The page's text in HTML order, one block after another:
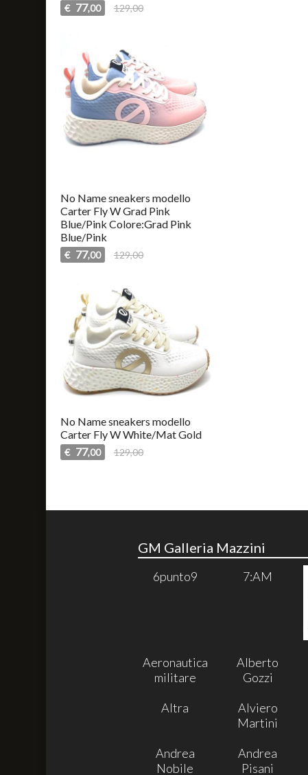
€ 77,00 129,00
No Name sneakers modello
Carter Fly W Grad Pink
Blue/Pink Colore:Grad Pink
Blue/Pink
€ 77,00 129,00
No Name sneakers modello
Carter Fly W White/Mat Gold
€ 77,00 129,00
GM Galleria Mazzini
6punto9 7:AM
Aeronautica
militare
Alberto
Gozzi
Altra
Alviero
Martini
Andrea
Nobile
Andrea
Pisani